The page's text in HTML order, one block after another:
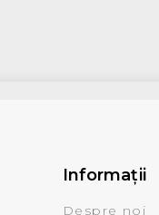
Informaţii
Despre noi